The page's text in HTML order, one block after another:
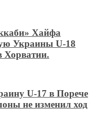
Хайфа
Украины U-18
Хорватии.
U-17 в Порече
не изменил ход